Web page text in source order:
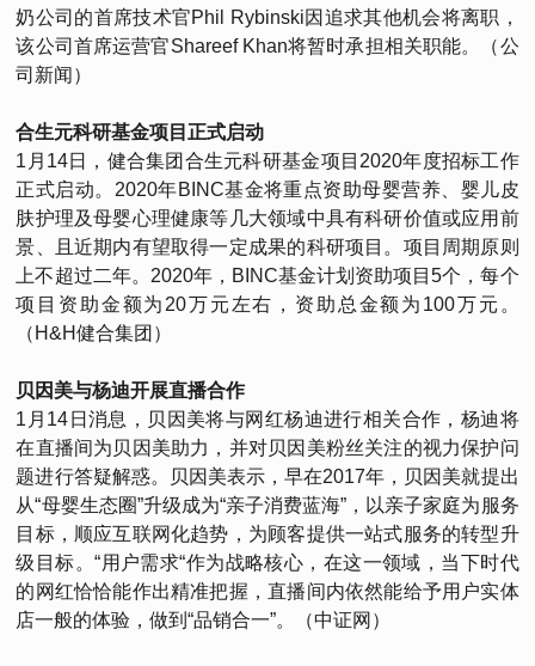
奶公司的首席技术官Phil Rybinski因追求其他机会将离职，
该公司首席运营官Shareef Khan将暂时承担相关职能。（公
司新闻）
合生元科研基金项目正式启动
1月14日，健合集团合生元科研基金项目2020年度招标工作
正式启动。2020年BINC基金将重点资助母婴营养、婴儿皮
肤护理及母婴心理健康等几大领域中具有科研价值或应用前
景、且近期内有望取得一定成果的科研项目。项目周期原则
上不超过二年。2020年，BINC基金计划资助项目5个，每个
项目资助金额为20万元左右，资助总金额为100万元。
（H&H健合集团）
贝因美与杨迪开展直播合作
1月14日消息，贝因美将与网红杨迪进行相关合作，杨迪将
在直播间为贝因美助力，并对贝因美粉丝关注的视力保护问
题进行答疑解惑。贝因美表示，早在2017年，贝因美就提出
从“母婴生态圈”升级成为“亲子消费蓝海”，以亲子家庭为服务
目标，顺应互联网化趋势，为顾客提供一站式服务的转型升
级目标。“用户需求“作为战略核心，在这一领域，当下时代
的网红恰恰能作出精准把握，直播间内依然能给予用户实体
店一般的体验，做到“品销合一”。（中证网）